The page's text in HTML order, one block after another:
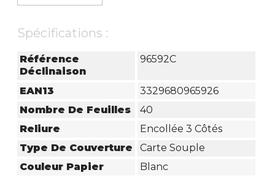
Spécifications :
Référence
Déclinaison
96592C
EAN13
3329680965926
Nombre De Feuilles
40
Reliure
Encollée 3 Côtés
Type De Couverture
Carte Souple
Couleur Papier
Blanc